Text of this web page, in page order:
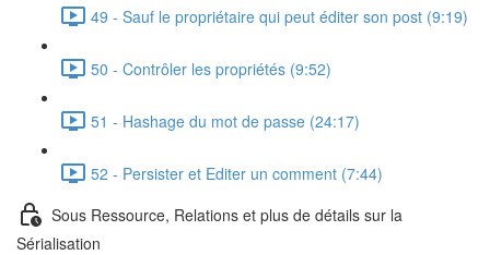
49 - Sauf le propriétaire qui peut éditer son post (9:19)
50 - Contrôler les propriétés (9:52)
51 - Hashage du mot de passe (24:17)
52 - Persister et Editer un comment (7:44)
Sous Ressource, Relations et plus de détails sur la
Sérialisation